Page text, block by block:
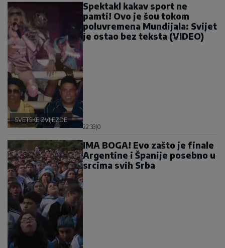
SVETSKE ZVIJEZDE
Spektakl kakav sport ne
pamti! Ovo je šou tokom
poluvremena Mundijala: Svijet
je ostao bez teksta (VIDEO)
22:33 0
IMA BOGA! Evo zašto je finale
Argentine i Španije posebno u
srcima svih Srba